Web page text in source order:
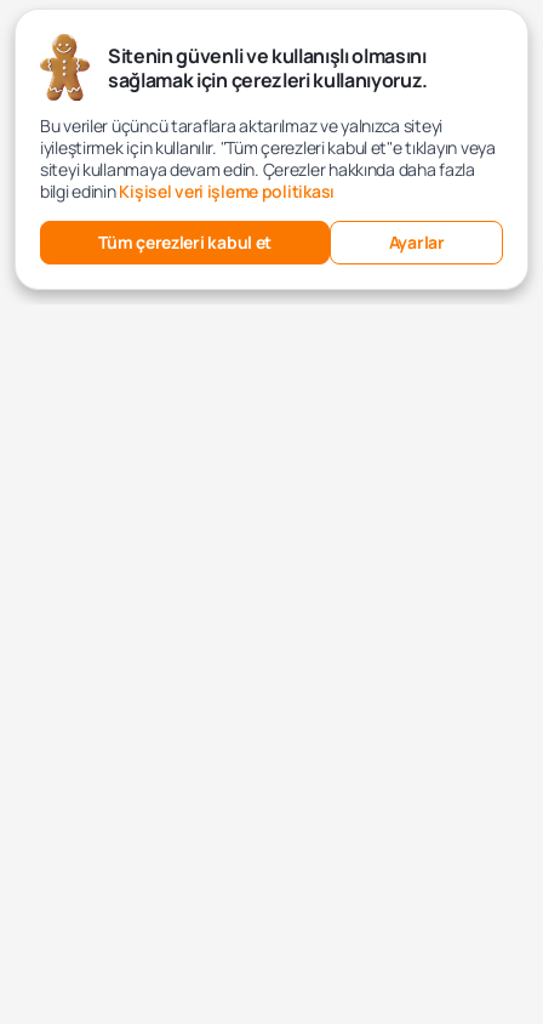
Sitenin güvenli ve kullanışlı olmasını
sağlamak için çerezleri kullanıyoruz.
Bu veriler üçüncü taraflara aktarılmaz ve yalnızca siteyi
iyileştirmek için kullanılır. "Tüm çerezleri kabul et"e tıklayın veya
siteyi kullanmaya devam edin. Çerezler hakkında daha fazla
bilgi edininKişisel veri işleme politikası
Tüm çerezleri kabul et Ayarlar